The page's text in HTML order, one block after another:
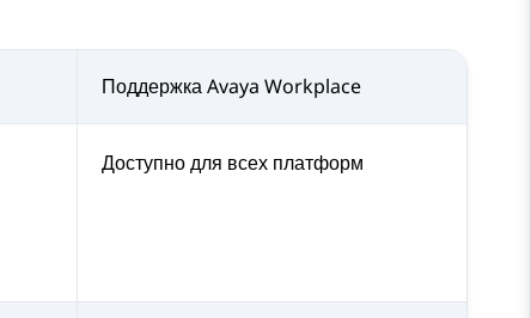
ПоддержкаAvaya Workplace
Доступно для всех платформ